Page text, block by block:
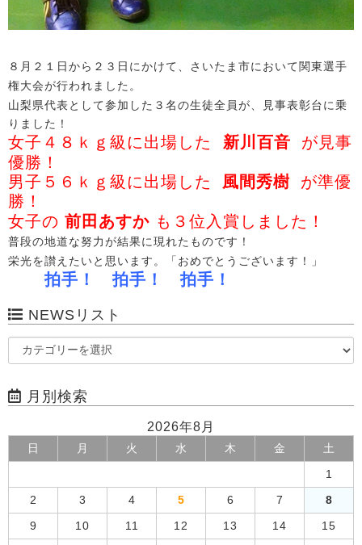
８月２１日から２３日にかけて、さいたま市において関東選手
権大会が行われました。
山梨県代表として参加した３名の生徒全員が、見事表彰台に乗
りました！
女子４８ｋｇ級に出場した 新川 百音 が見事
優勝！
男子５６ｋｇ級に出場した 風間秀樹 が準優
勝！
女子の 前田あすか も３位入賞しました！
普段の地道な努力が結果に現れたものです！
栄光を讃えたいと思います。「おめでとうございます！」
拍手！ 拍手！ 拍手！
NEWSリスト
月別検索
2026年8月
日 月 火 水 木 金 土
1
2 3 4 5 6 7 8
9 10 11 12 13 14 15